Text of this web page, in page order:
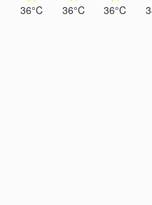
36°C 36°C 36°C